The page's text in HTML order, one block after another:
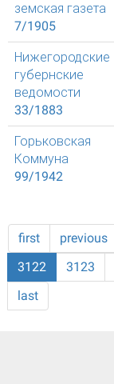
земская газета
7/1905
Нижегородские
губернские
ведомости
33/1883
Горьковская
Коммуна
99/1942
first previous
3122
3123
last